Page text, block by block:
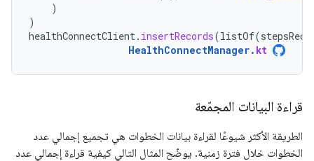
)
)
healthConnectClient. insertRecords(listOf(
HealthConnectManager. kt
قراءة البيانات المجمّعة
الطريقة الأكثر شيوعًا لقراءة بيانات الخطوات هي تجميع إجمالي عدد
الخطوات خلال فترة زمنية. يوضّح المثال التالي كيفية قراءة إجمالي عدد